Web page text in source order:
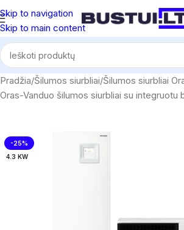
Skip to navigation
Skip to main content
Pradžia/Šilumos siurbliai/Šilumos siurbliai
Oras-Vanduo šilumos siurbliai su integruotu
-25%
4.3 KW